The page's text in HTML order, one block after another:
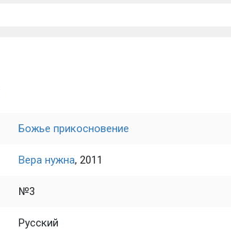
Божье прикосновение
Вера нужна, 2011
№3
Русский